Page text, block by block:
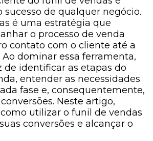
sucesso de qualquer negócio.
é uma estratégia que
o processo de venda
contato com o cliente até a
dominar essa ferramenta,
de identificar as etapas do
entender as necessidades
fase e, consequentemente,
Neste artigo,
utilizar o funil de vendas
conversões e alcançar o